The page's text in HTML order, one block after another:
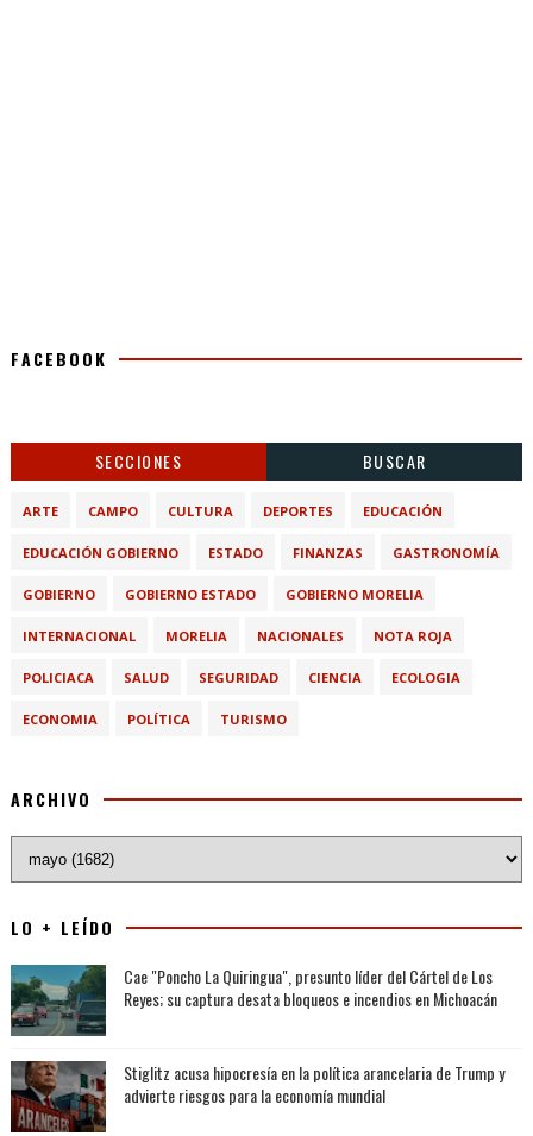
FACEBOOK
SECCIONES BUSCAR
ARTE CAMPO CULTURA DEPORTES EDUCACIÓN
EDUCACIÓN GOBIERNO ESTADO FINANZAS GASTRONOMÍA
GOBIERNO GOBIERNO ESTADO GOBIERNO MORELIA
INTERNACIONAL MORELIA NACIONALES NOTA ROJA
POLICIACA SALUD SEGURIDAD CIENCIA ECOLOGIA
ECONOMIA POLÍTICA TURISMO
ARCHIVO
LO + LEÍDO
Cae "Poncho La Quiringua", presunto líder del Cártel de Los
Reyes; su captura desata bloqueos e incendios en Michoacán
Stiglitz acusa hipocresía en la política arancelaria de Trump y
advierte riesgos para la economía mundial